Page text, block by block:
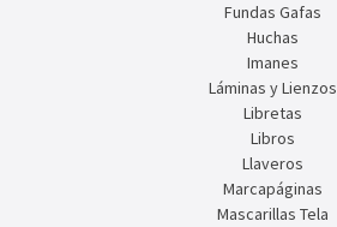
Fundas Gafas
Huchas
Imanes
Láminas y Lienzos
Libretas
Libros
Llaveros
Marcapáginas
Mascarillas Tela